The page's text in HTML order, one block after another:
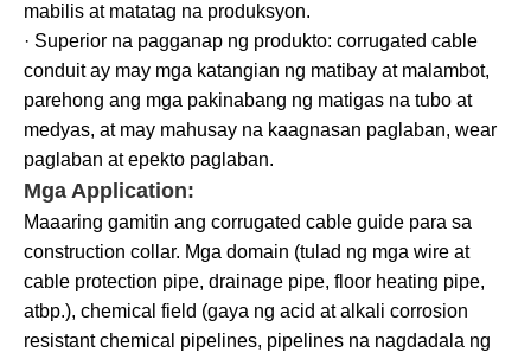
mabilis at matatag na produksyon.
· Superior na pagganap ng produkto: corrugated cable
conduit ay may mga katangian ng matibay at malambot,
parehong ang mga pakinabang ng matigas na tubo at
medyas, at may mahusay na kaagnasan paglaban, wear
paglaban at epekto paglaban.
Mga Application:
Maaaring gamitin ang corrugated cable guide para sa
construction collar. Mga domain (tulad ng mga wire at
cable protection pipe, drainage pipe, floor heating pipe,
atbp.), chemical field (gaya ng acid at alkali corrosion
resistant chemical pipelines, pipelines na nagdadala ng